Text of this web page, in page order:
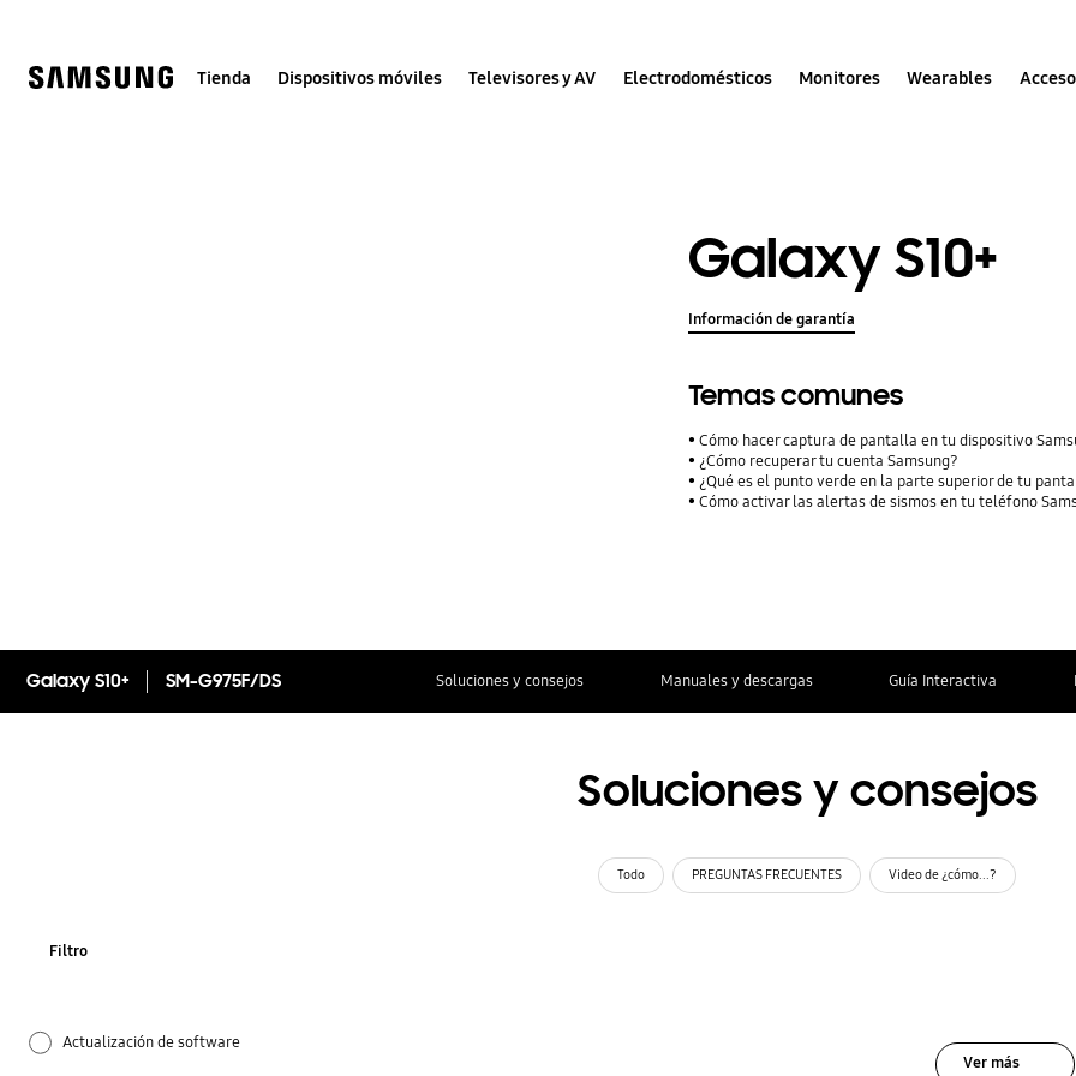
Tienda Dispositivos móviles Televisores y AV Electrodomésticos Monitores Wearables
Galaxy S10+
Información de garantía
Temas comunes
Cómo hacer captura de pantalla en tu dispositivo
¿Cómo recuperar tu cuenta Samsung?
¿Qué es el punto verde en la parte superior de tu
Cómo activar las alertas de sismos en tu teléfono
Galaxy S10+ SM-G975F/DS Soluciones y consejos Manuales y descargas Guía Interactiva
Soluciones y consejos
Todo PREGUNTAS FRECUENTES Video de ¿cómo...?
Filtro
Actualización de software
Ver más